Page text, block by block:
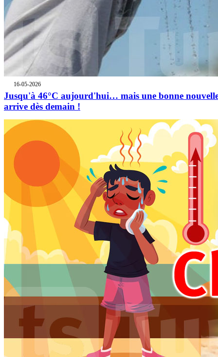
16-05-2026
Jusqu'à 46°C aujourd'hui… mais une bonne
arrive dès demain !